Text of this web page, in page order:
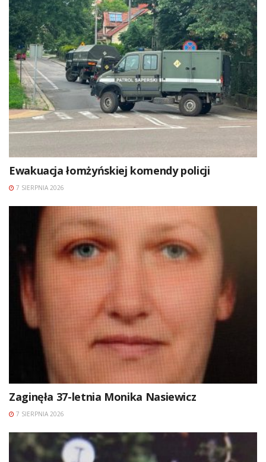
Ewakuacja łomżyńskiej komendy policji
7 SIERPNIA 2026
Zaginęła 37-letnia Monika Nasiewicz
7 SIERPNIA 2026